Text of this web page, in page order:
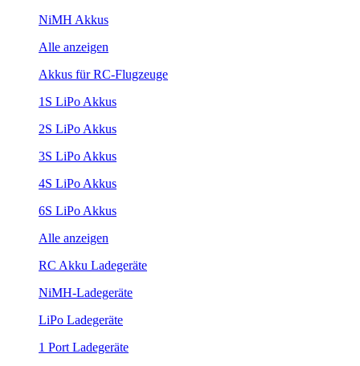
NiMH Akkus
Alle anzeigen
Akkus für RC-Flugzeuge
1S LiPo Akkus
2S LiPo Akkus
3S LiPo Akkus
4S LiPo Akkus
6S LiPo Akkus
Alle anzeigen
RC Akku Ladegeräte
NiMH-Ladegeräte
LiPo Ladegeräte
1 Port Ladegeräte